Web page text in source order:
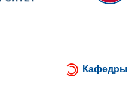
Кафедры